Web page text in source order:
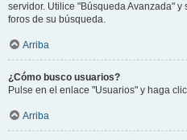
servidor. Utilice "Búsqueda Avanzada"
foros de su búsqueda.
Arriba
¿Cómo busco usuarios?
Pulse en el enlace "Usuarios" y haga
Arriba